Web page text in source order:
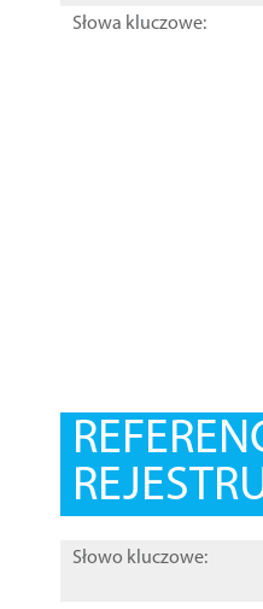
Słowa kluczowe:
Słowo kluczowe: